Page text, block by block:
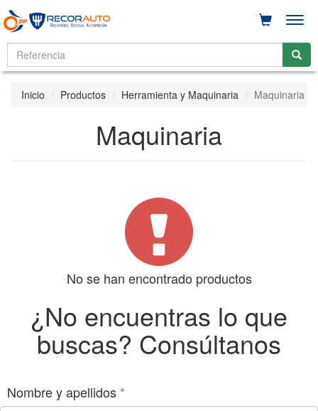
Inicio Productos Herramienta y Maquinaria Maquinaria
Maquinaria
No se han encontrado productos
¿No encuentras lo que
buscas? Consúltanos
Nombre y apellidos *